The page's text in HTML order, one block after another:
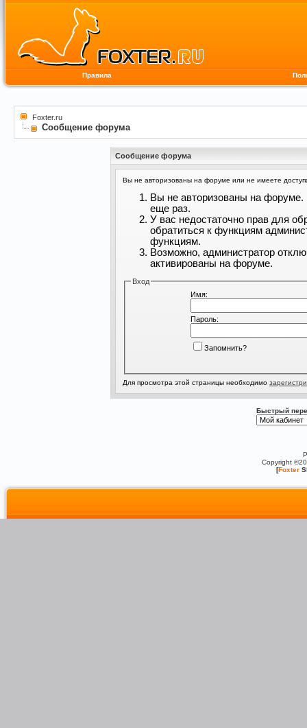
Правила
Foxter.ru
Сообщение форума
Сообщение форума
Вы не авторизованы на форуме или не имеете
Вы не авторизованы на форуме.
еще раз.
У вас недостаточно прав для
обратиться к функциям
функциям.
Возможно, администратор
активированы на форуме.
Вход
Имя:
Пароль:
Запомнить?
Для просмотра этой страницы необходимо
Быстрый
Copyright
[Foxter